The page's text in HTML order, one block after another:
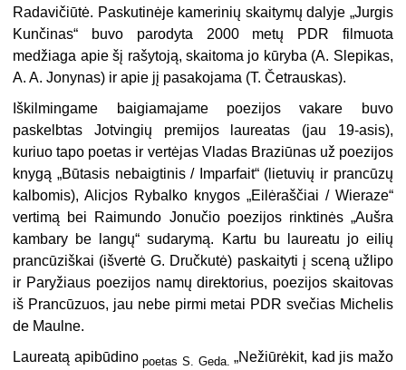
Radavičiūtė. Paskutinėje kamerinių skaitymų dalyje „Jurgis
Kunčinas“ buvo parodyta 2000 metų PDR filmuota
medžiaga apie šį rašytoją, skaitoma jo kūryba (A. Slepikas,
A. A. Jonynas) ir apie jį pasako­jama (T. Četrauskas).
Iškilmingame baigiamajame poezijos vakare buvo
paskelbtas Jotvingių premijos laureatas (jau 19-asis),
kuriuo tapo poetas ir vertėjas Vladas Braziūnas už poezijos
knygą „Būtasis nebaigtinis / Imparfait“ (lietuvių ir prancūzų
kalbomis), Alicjos Rybalko knygos „Eilėraščiai / Wieraze“
vertimą bei Raimundo Jonučio poezijos rinktinės „Aušra
kambary be langų“ sudarymą. Kartu bu laureatu jo eilių
prancūziškai (išvertė G. Dručkutė) paskaityti į sceną užlipo
ir Paryžiaus poezijos namų direktorius, poezijos skaitovas
iš Prancūzuos, jau nebe pirmi metai PDR svečias Michelis
de Maulne.
Laureatą apibūdinopoetas S. Geda.„Nežiūrėkit, kad jis mažo